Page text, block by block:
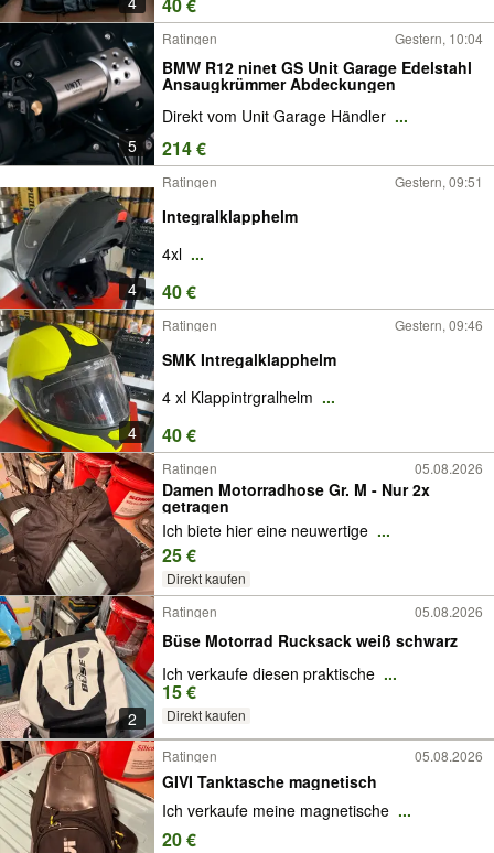
5
Ratingen Gestern, 10:04
BMW R12 ninet GS Unit Garage Edelstahl
Ansaugkrümmer Abdeckungen
Direkt vom Unit Garage Händler ...
214 €
4
Ratingen Gestern, 09:51
Integralklapphelm
4xl ...
40 €
4
Ratingen Gestern, 09:46
SMK Intregalklapphelm
4 xl Klappintrgralhelm ...
40 €
Ratingen 05.08.2026
Damen Motorradhose Gr. M - Nur 2x
getragen
Ich biete hier eine neuwertige ...
25 €
Direkt kaufen
2
Ratingen 05.08.2026
Büse Motorrad Rucksack weiß schwarz
Ich verkaufe diesen praktische ...
15 €
Direkt kaufen
Ratingen 05.08.2026
GIVI Tanktasche magnetisch
Ich verkaufe meine magnetische ...
20 €